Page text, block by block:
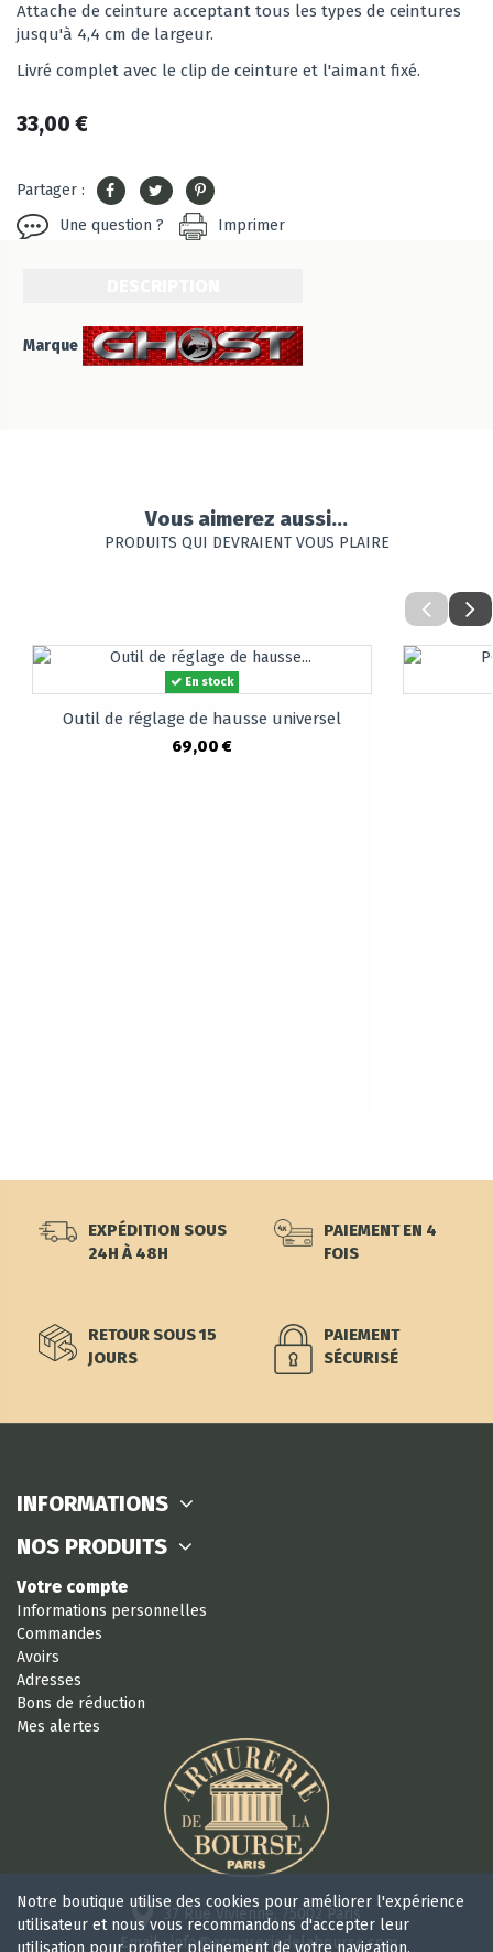
Attache de ceinture acceptant tous les types de ceintures
jusqu'à 4,4 cm de largeur.
Livré complet avec le clip de ceinture et l'aimant fixé.
33,00 €
Partager :
Une question ?
Imprimer
Marque
Vous aimerez aussi...
PRODUITS QUI DEVRAIENT VOUS PLAIRE
En stock
Outil de réglage de hausse universel
69,00 €
EXPÉDITION SOUS
24H À 48H
PAIEMENT EN 4
FOIS
RETOUR SOUS 15
JOURS
PAIEMENT
SÉCURISÉ
INFORMATIONS
NOS PRODUITS
Votre compte
Informations personnelles
Commandes
Avoirs
Adresses
Bons de réduction
Mes alertes
37 Rue Vivienne, 75002 Paris
Email : info@armureriedelabourse.com
Notre boutique utilise des cookies pour améliorer l'expérience
utilisateur et nous vous recommandons d'accepter leur
utilisation pour profiter pleinement de votre navigation.